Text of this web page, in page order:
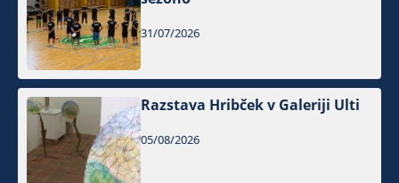
31/07/2026
Razstava Hribček v Galeriji Ulti
05/08/2026